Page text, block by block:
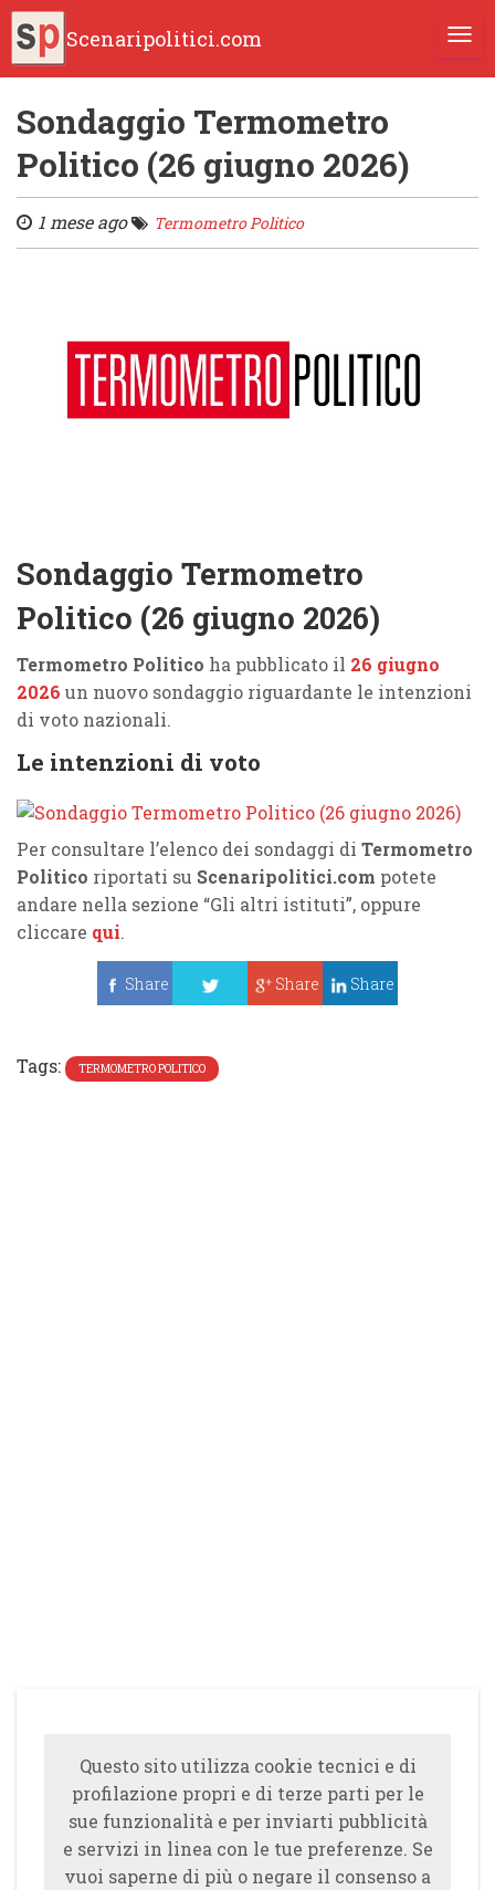
Scenaripolitici.com
Sondaggio Termometro
Politico (26 giugno 2026)
1 mese ago Termometro Politico
Sondaggio Termometro
Politico (26 giugno 2026)
Termometro Politico ha pubblicato il 26 giugno
2026 un nuovo sondaggio riguardante le intenzioni
di voto nazionali.
Le intenzioni di voto
Per consultare l’elenco dei sondaggi di Termometro
Politico riportati su Scenaripolitici.com potete
andare nella sezione “Gli altri istituti”, oppure
cliccare qui.
Share
Share Share
Tags: TERMOMETRO POLITICO
Questo sito utilizza cookie tecnici e di
profilazione propri e di terze parti per le
sue funzionalità e per inviarti pubblicità
e servizi in linea con le tue preferenze. Se
vuoi saperne di più o negare il consenso a